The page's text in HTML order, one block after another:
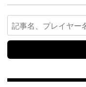
Search
for: